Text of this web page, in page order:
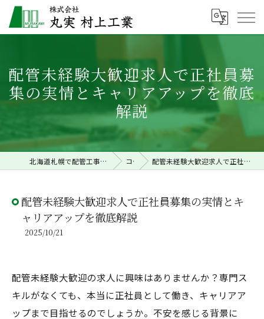
配管未経験大歓迎求人で正社員募
集の実情とキャリアアップを徹底
解説
北海道札幌で配管工事の求人なら株式会社丸実村上工業 コラム 配管未経験大歓迎求人で正社員募集の実情とキャリアアップを徹底解説
配管未経験大歓迎求人で正社員募集の実情とキ
ャリアアップを徹底解説
2025/10/21
配管未経験大歓迎の求人に興味はありませんか？専門ス
キルがなくても、本当に正社員として働き、キャリアア
ップまで目指せるのでしょうか。不安を感じる背景に